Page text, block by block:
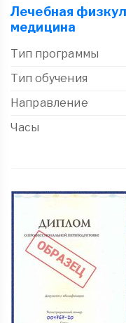
Лечебная
медицина
Тип программы
Тип обучения
Направление
Часы